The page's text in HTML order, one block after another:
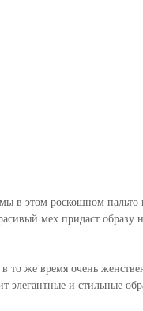
в этом роскошном пальто
мех придаст образу
то же время очень
элегантные и стильные